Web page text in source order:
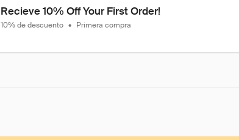
Recieve 10% Off Your First Order!
10% de descuento • Primera compra